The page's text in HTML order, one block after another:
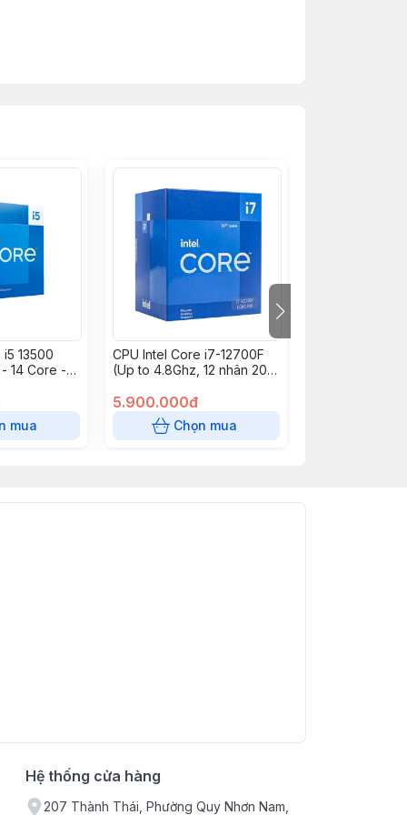
13500
- 14 Core -
mua
CPU Intel Core i7-12700F
(Up to 4.8Ghz, 12 nhân 20
- Socket Intel LGA 1700)
5.900.000đ
Chọn mua
Hệ thống cửa hàng
207 Thành Thái, Phường Quy Nhơn Nam,